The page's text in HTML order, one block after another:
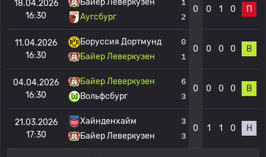
18.04.2026
16:30
Байер Леверкузен
Аугсбург
2
0 0 1 0 П
11.04.2026
16:30
Боруссия Дортмунд
Байер Леверкузен
0
1
0 0 0 0 В
04.04.2026
16:30
Байер Леверкузен
Вольфсбург
6
3
0 0 0 0 В
21.03.2026
17:30
Хайнденхайм
Байер Леверкузен
3
3
0 1 1 0 Н